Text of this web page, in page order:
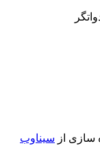
سازی از سیناوب